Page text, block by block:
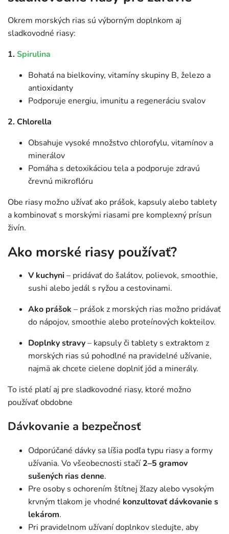
Okrem morských rias sú výborným doplnkom aj
sladkovodné riasy:
1. Spirulina
Bohatá na bielkoviny, vitamíny skupiny B, železo a
antioxidanty
Podporuje energiu, imunitu a regeneráciu svalov
2. Chlorella
Obsahuje vysoké množstvo chlorofylu, vitamínov a
minerálov
Pomáha s detoxikáciou tela a podporuje zdravú
črevnú mikroflóru
Obe riasy možno užívať ako prášok, kapsuly alebo tablety
a kombinovať s morskými riasami pre komplexný prísun
živín.
Ako morské riasy používať?
V kuchyni– pridávať do šalátov, polievok, smoothie,
sushi alebo jedál s ryžou a cestovinami.
Ako prášok – prášok z morských rias možno pridávať
do nápojov, smoothie alebo proteínových kokteilov.
Doplnky stravy– kapsuly či tablety s extraktom z
morských rias sú pohodlné na pravidelné užívanie,
najmä ak chcete cielene doplniť jód a minerály.
To isté platí aj pre sladkovodné riasy, ktoré možno
používať obdobne
Dávkovanie a bezpečnosť
Odporúčané dávky sa líšia podľa typu riasy a formy
užívania. Vo všeobecnosti stačí 2–5 gramov
sušených rias denne.
Pre osoby s ochorením štítnej žľazy alebo vysokým
krvným tlakom je vhodné konzultovať dávkovanie s
lekárom.
Pri pravidelnom užívaní doplnkov sledujte, aby